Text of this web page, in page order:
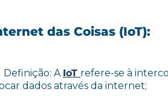
das Coisas (IoT):
Definição: A IoT refere-se à
dados através da internet;